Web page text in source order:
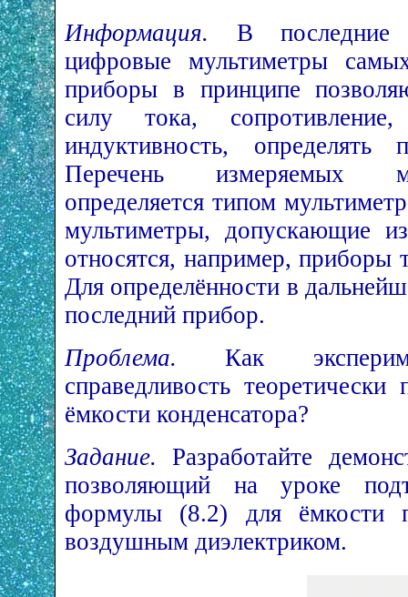
Информация. В последние
цифровые мультиметры
приборы в принципе
силу тока,
индуктивность, определять
Перечень измеряемых
определяется типом
мультиметры, допускающие
относятся, например,
Для определённости в
последний прибор.
Проблема. Как
справедливость
ёмкости конденсатора?
Задание. Разработайте
позволяющий на уроке
формулы (8.2) для ёмкости
воздушным диэлектриком.